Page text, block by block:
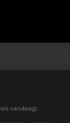
vandaag)